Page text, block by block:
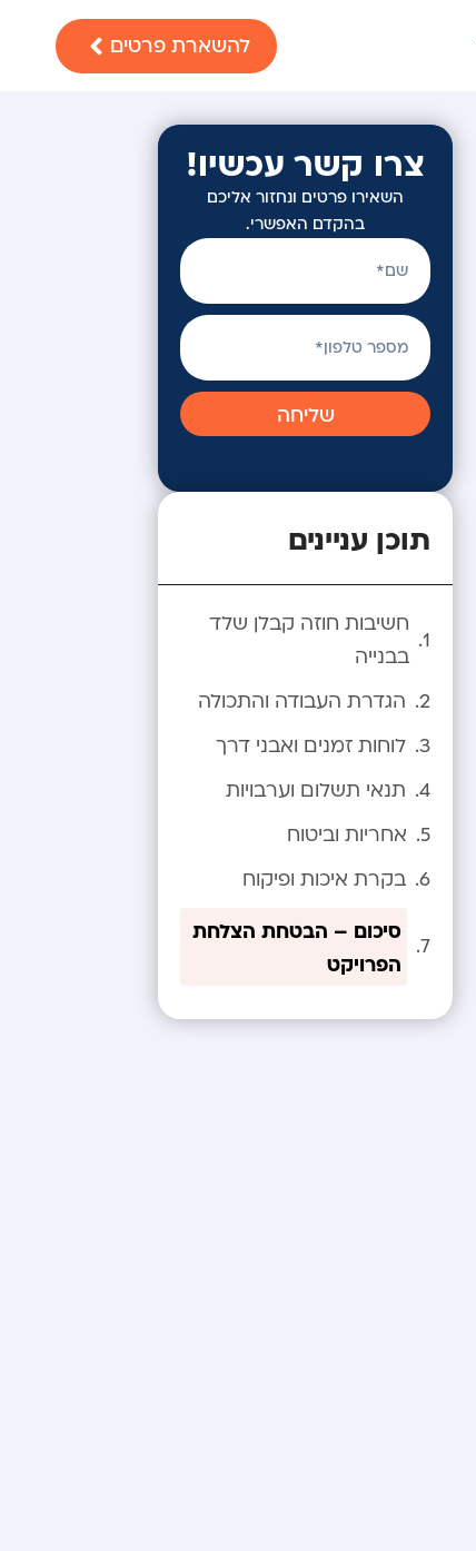
להשארת פרטים
צרו קשר עכשיו!
השאירו פרטים ונחזור אליכם
בהקדם האפשרי.
שליחה
תוכן עניינים
חשיבות חוזה קבלן שלד
בבנייה
הגדרת העבודה והתכולה
לוחות זמנים ואבני דרך
תנאי תשלום וערבויות
אחריות וביטוח
בקרת איכות ופיקוח
סיכום – הבטחת הצלחת
הפרויקט